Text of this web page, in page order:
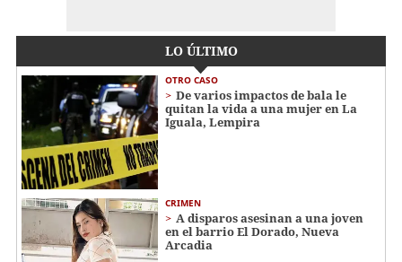
LO ÚLTIMO
OTRO CASO
De varios impactos de bala le
quitan la vida a una mujer en La
Iguala, Lempira
CRIMEN
A disparos asesinan a una joven
en el barrio El Dorado, Nueva
Arcadia